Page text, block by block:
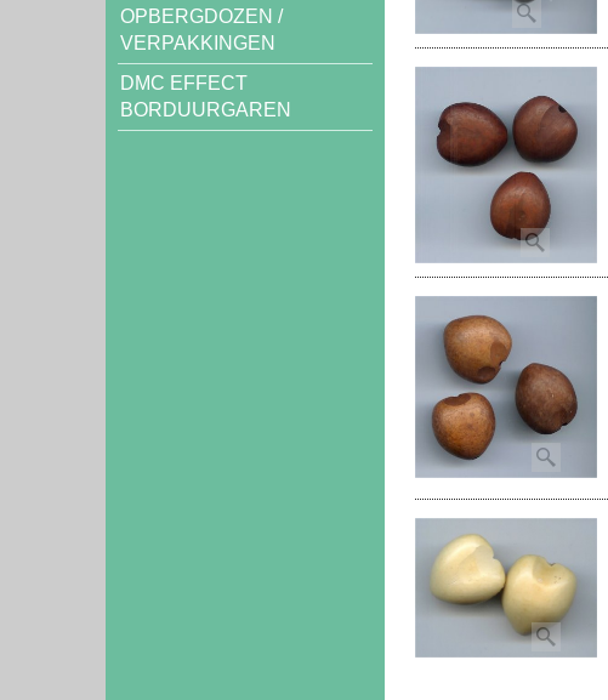
OPBERGDOZEN /
VERPAKKINGEN
DMC EFFECT
BORDUURGAREN